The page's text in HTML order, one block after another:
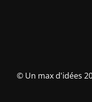
© Un max d'idées